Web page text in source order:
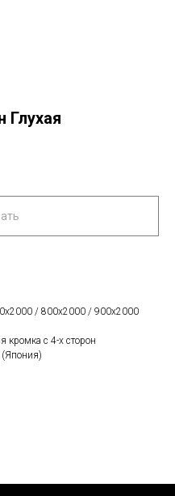
Глухая
/ 800x2000 / 900x2000
кромка с 4-х сторон
(Япония)